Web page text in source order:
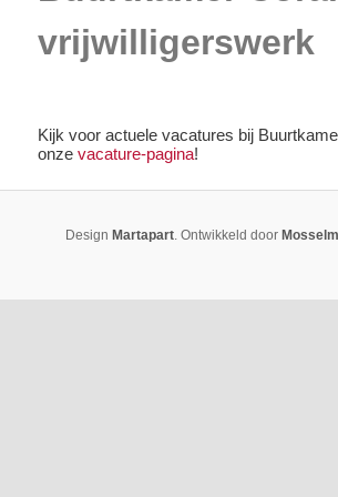
vrijwilligerswerk
Kijk voor actuele vacatures bij
onzevacature-pagina!
Design Martapart . Ontwikkeld door